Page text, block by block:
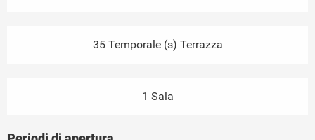
35 Temporale (s) Terrazza
1 Sala